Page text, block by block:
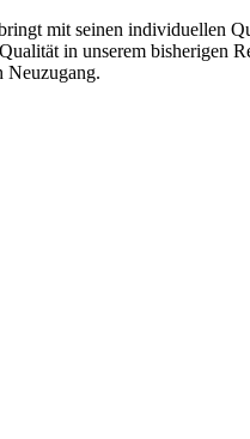
mit seinen individuellen
in unserem bisherigen
Neuzugang.